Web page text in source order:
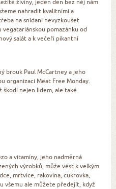
živiny, jeden den bez něj nám
nahradit kvalitními a
na snídani nevyzkoušet
pomazánku od
salát a k večeři pikantní
brouk Paul McCartney a jeho
organizaci Meat Free Monday.
škodí nejen lidem, ale také
a vitamíny, jeho nadměrná
výrobků, může vést k velkým
mrtvice, rakovina, cukrovka,
všemu ale můžete předejít, když